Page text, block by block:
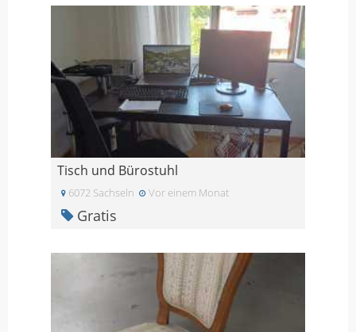
Tisch und Bürostuhl
6072 Sachseln Vor einem Monat
Gratis